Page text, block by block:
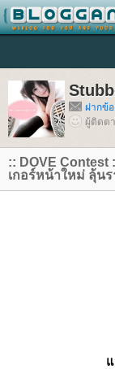
ฝากข้
ผู้ติดต
:: DOVE
เกอร์หน้าใหม่ ลุ้นร